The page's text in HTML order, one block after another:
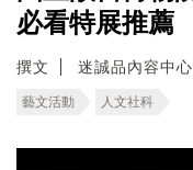
必看特展推薦
撰文 迷誠品內容中心
藝文活動 人文社科